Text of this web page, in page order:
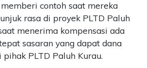
contoh saat mereka
rasa di proyek PLTD Paluh
menerima kompensasi ada
sasaran yang dapat dana
pihak PLTD Paluh Kurau.